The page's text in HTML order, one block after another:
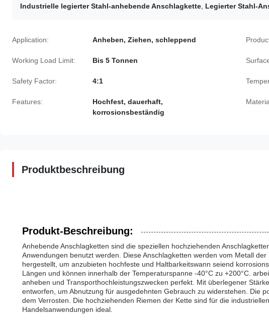
Industrielle legierter Stahl-anhebende Anschlagkette Legierter Stahl-
Application: Anheben, Ziehen, schleppend
Working Load Limit: Bis 5 Tonnen
Safety Factor: 4:1
Features:
Hochfest, dauerhaft,
korrosionsbeständig
Produktbeschreibung
Produkt-Beschreibung:
Anhebende Anschlagketten sind die speziellen hochziehenden
Anwendungen benutzt werden. Diese Anschlagketten werden vom Metall
hergestellt, um anzubieten hochfeste und Haltbarkeitswann seiend
Längen und können innerhalb der Temperaturspanne -40°C zu +200°C.
anheben und Transporthochleistungszwecken perfekt. Mit überlegener
entworfen, um Abnutzung für ausgedehnten Gebrauch zu widerstehen. Die
dem Verrosten. Die hochziehenden Riemen der Kette sind für die
Handelsanwendungen ideal.